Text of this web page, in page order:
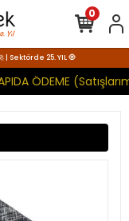
Sektörde 25. YIL 🧿
ÖDEME
0